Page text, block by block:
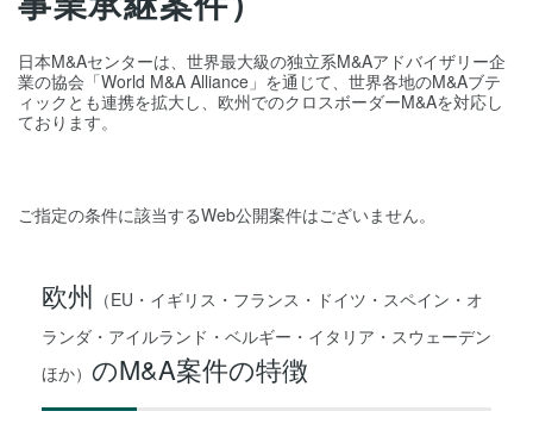
日本M&Aセンターは、世界最大級の独立系M&Aアドバイザリー企
業の協会「World M&A Alliance」を通じて、世界各地のM&Aブテ
ィックとも連携を拡大し、欧州でのクロスボーダーM&Aを対応し
ております。
ご指定の条件に該当するWeb公開案件はございません。
欧州 （EU・イギリス・フランス・ドイツ・スペイン・オ
ランダ・アイルランド・ベルギー・イタリア・スウェーデン
ほか） のM&A案件の特徴